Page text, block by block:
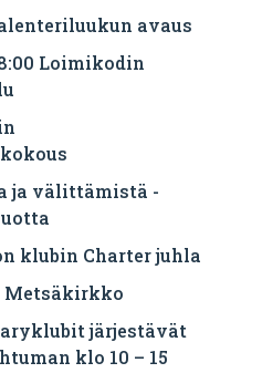
avaus
Loimikodin
ja välittämistä -
klubin Charter juhla
Metsäkirkko
järjestävät
klo 10 – 15